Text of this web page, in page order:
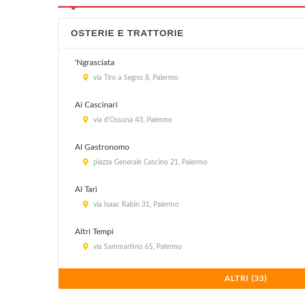
OSTERIE E TRATTORIE
'Ngrasciata
via Tiro a Segno 8, Palermo
Ai Cascinari
via d'Ossuna 43, Palermo
Al Gastronomo
piazza Generale Cascino 21, Palermo
Al Tarì
via Isaac Rabin 31, Palermo
Altri Tempi
via Sammartino 65, Palermo
via Giacalone 3, Palermo
ALTRI (33)